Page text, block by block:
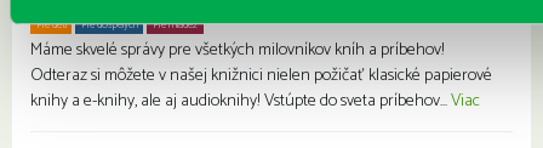
Pre deti Pre dospelých Pre mládež Rodiny s deťmi Seniori Znevýhodnení
Máme skvelé správy pre všetkých milovníkov kníh a príbehov!
Odteraz si môžete v našej knižnici nielen požičať klasické papierové
knihy a e-knihy, ale aj audioknihy! Vstúpte do sveta príbehov...Viac